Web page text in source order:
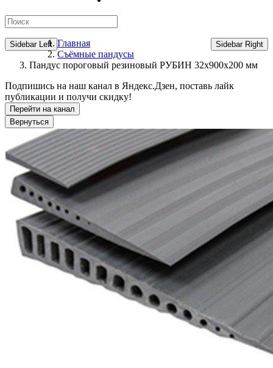
Sidebar Left Sidebar Right
Главная
Съёмные пандусы
Пандус пороговый резиновый РУБИН 32х900х200 мм
Подпишись на наш канал в Яндекс.Дзен, поставь лайк
публикации и получи скидку!